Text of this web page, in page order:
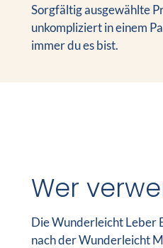
Sorgfältig ausgewählte
unkompliziert in einem
immer du es bist.
Wer
Die Wunderleicht Leber
nach der Wunderleicht